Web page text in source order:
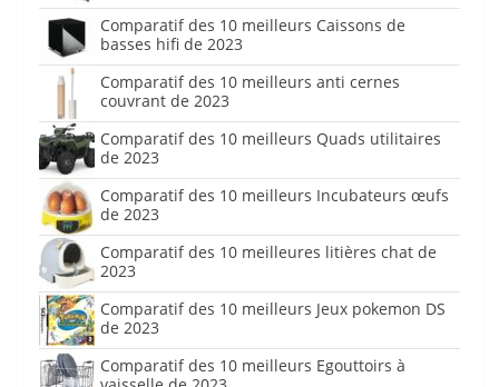
Comparatif des 10 meilleurs Caissons de
basses hifi de 2023
Comparatif des 10 meilleurs anti cernes
couvrant de 2023
Comparatif des 10 meilleurs Quads utilitaires
de 2023
Comparatif des 10 meilleurs Incubateurs œufs
de 2023
Comparatif des 10 meilleures litières chat de
2023
Comparatif des 10 meilleurs Jeux pokemon DS
de 2023
Comparatif des 10 meilleurs Egouttoirs à